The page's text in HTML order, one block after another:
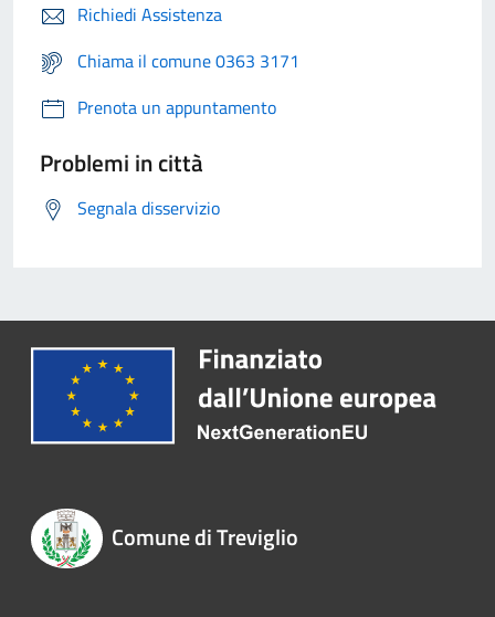
Richiedi Assistenza
Chiama il comune 0363 3171
Prenota un appuntamento
Problemi in città
Segnala disservizio
Comune di Treviglio